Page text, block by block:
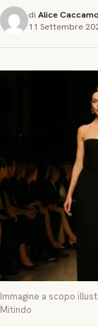
di Alice Caccamo
11 Settembre
Immagine a scopo
Mitindo